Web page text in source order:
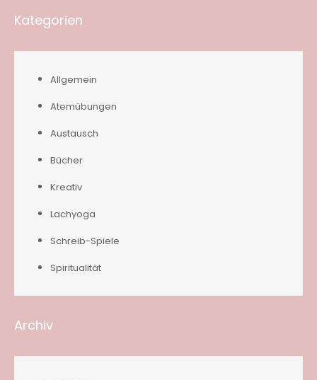
Kategorien
Allgemein
Atemübungen
Austausch
Bücher
Kreativ
Lachyoga
Schreib-Spiele
Spiritualität
Archiv